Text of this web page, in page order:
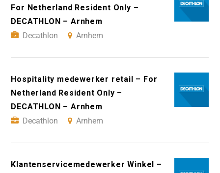
For Netherland Resident Only –
DECATHLON – Arnhem
Decathlon
Arnhem
Hospitality medewerker retail – For
Netherland Resident Only –
DECATHLON – Arnhem
Decathlon
Arnhem
Klantenservicemedewerker Winkel –